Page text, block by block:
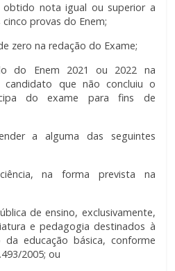
obtido nota igual ou superior a
provas do Enem;
zero na redação do Exame;
do Enem 2021 ou 2022 na
que não concluiu o
do exame para fins de
a alguma das seguintes
na forma prevista na
de ensino, exclusivamente,
e pedagogia destinados à
educação básica, conforme
2005; ou